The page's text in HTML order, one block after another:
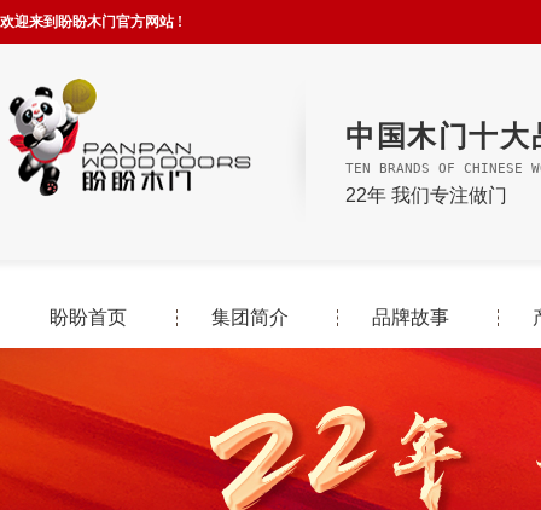
欢迎来到盼盼木门官方网站 !
中国木门十大
TEN BRANDS OF CHINESE
22年 我们专注做门
盼盼首页 集团简介 品牌故事